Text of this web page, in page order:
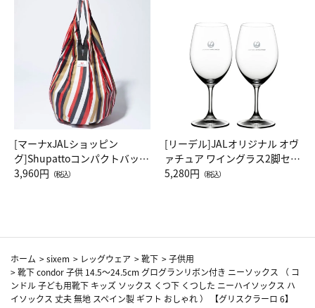
[マーナxJALショッピン
グ]Shupattoコンパクトバッグ
Drop JAL客室乗務員（LC）ス
3,960円 （税込）
[リーデル]JALオリジナル オヴ
ァチュア ワイングラス2脚セッ
ト（レッドワイン）
5,280円 （税込）
ホーム >sixem > レッグウェア >靴下 >子供用
>靴下 condor 子供 14.5～24.5cm グログランリボン付き ニーソックス （ コ
ンドル 子ども用靴下 キッズ ソックス くつ下 くつした ニーハイソックス ハ
イソックス 丈夫 無地 スペイン製 ギフト おしゃれ ） 【グリスクラーロ 6】